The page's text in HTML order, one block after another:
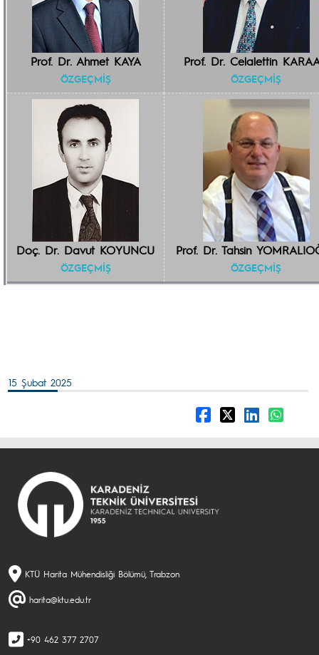
Prof. Dr. Ahmet KAYA
ÖZGEÇMİŞ
Prof. Dr. Celalettin
ÖZGEÇMİŞ
Doç. Dr. Davut KOYUNCU
ÖZGEÇMİŞ
Prof. Dr. Tahsin
ÖZGEÇMİŞ
15 Şubat 2025
KTÜ Harita Mühendisliği Bölümü, Trabzon
harita@ktu.edu.tr
+90 462 377 2707